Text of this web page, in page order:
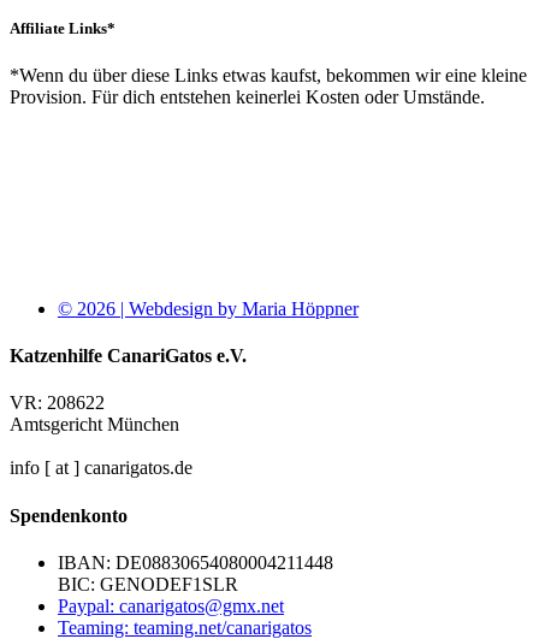
Affiliate Links*
*Wenn du über diese Links etwas kaufst, bekommen wir eine kleine
Provision. Für dich entstehen keinerlei Kosten oder Umstände.
© 2026 | Webdesign by Maria Höppner
Katzenhilfe CanariGatos e.V.
VR: 208622
Amtsgericht München
info [ at ] canarigatos.de
Spendenkonto
IBAN: DE08830654080004211448
BIC: GENODEF1SLR
Paypal: canarigatos@gmx.net
Teaming: teaming.net/canarigatos